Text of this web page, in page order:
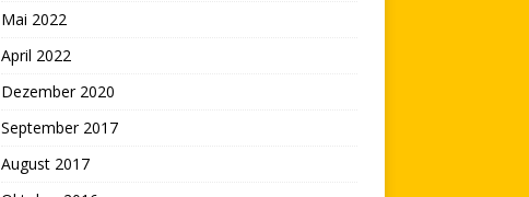
Mai 2022
April 2022
Dezember 2020
September 2017
August 2017